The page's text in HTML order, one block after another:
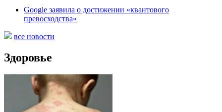
Google заявила о достижении «квантового
превосходства»
все новости
Здоровье